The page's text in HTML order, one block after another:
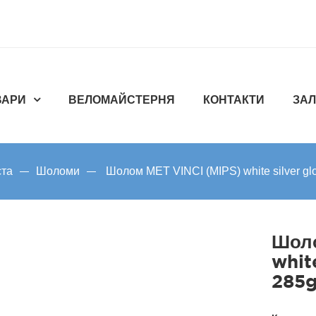
ВЕЛОМАЙСТЕРНЯ КОНТАКТИ
Шоломи Шолом MET VINCI (MIPS) white silver